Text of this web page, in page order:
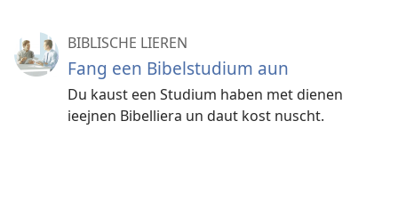
BIBLISCHE LIEREN
Fang een Bibelstudium aun
Du kaust een Studium haben met dienen
ieejnen Bibelliera un daut kost nuscht.